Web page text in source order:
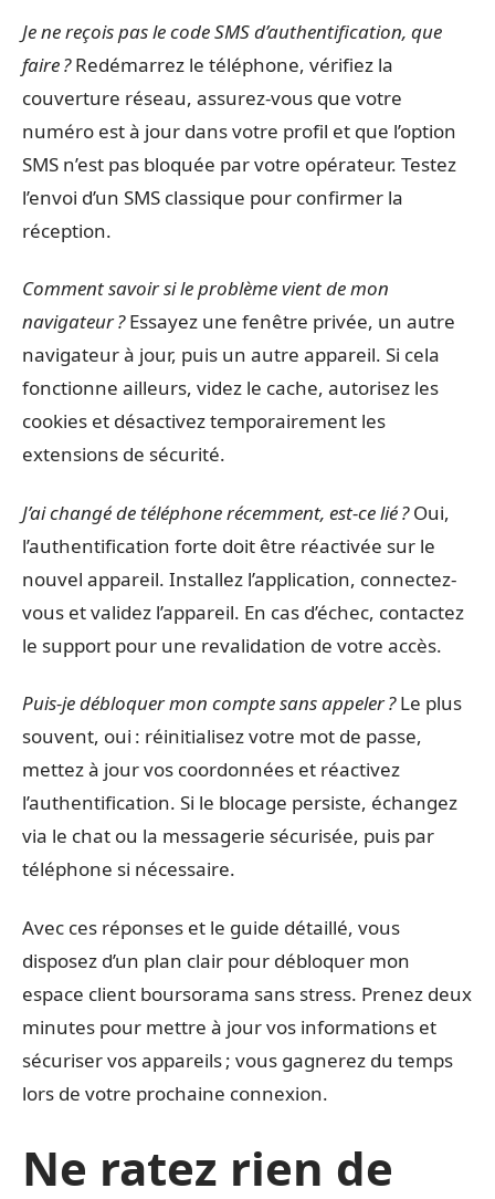
Je ne reçois pas le code SMS d’authentification, que
faire ?Redémarrez le téléphone, vérifiez la
couverture réseau, assurez-vous que votre
numéro est à jour dans votre profil et que l’option
SMS n’est pas bloquée par votre opérateur. Testez
l’envoi d’un SMS classique pour confirmer la
réception.
Comment savoir si le problème vient de mon
navigateur ?Essayez une fenêtre privée, un autre
navigateur à jour, puis un autre appareil. Si cela
fonctionne ailleurs, videz le cache, autorisez les
cookies et désactivez temporairement les
extensions de sécurité.
J’ai changé de téléphone récemment, est-ce lié ?Oui,
l’authentification forte doit être réactivée sur le
nouvel appareil. Installez l’application, connectez-
vous et validez l’appareil. En cas d’échec, contactez
le support pour une revalidation de votre accès.
Puis-je débloquer mon compte sans appeler ?Le plus
souvent, oui : réinitialisez votre mot de passe,
mettez à jour vos coordonnées et réactivez
l’authentification. Si le blocage persiste, échangez
via le chat ou la messagerie sécurisée, puis par
téléphone si nécessaire.
Avec ces réponses et le guide détaillé, vous
disposez d’un plan clair pour débloquer mon
espace client boursorama sans stress. Prenez deux
minutes pour mettre à jour vos informations et
sécuriser vos appareils ; vous gagnerez du temps
lors de votre prochaine connexion.
Ne ratez rien de